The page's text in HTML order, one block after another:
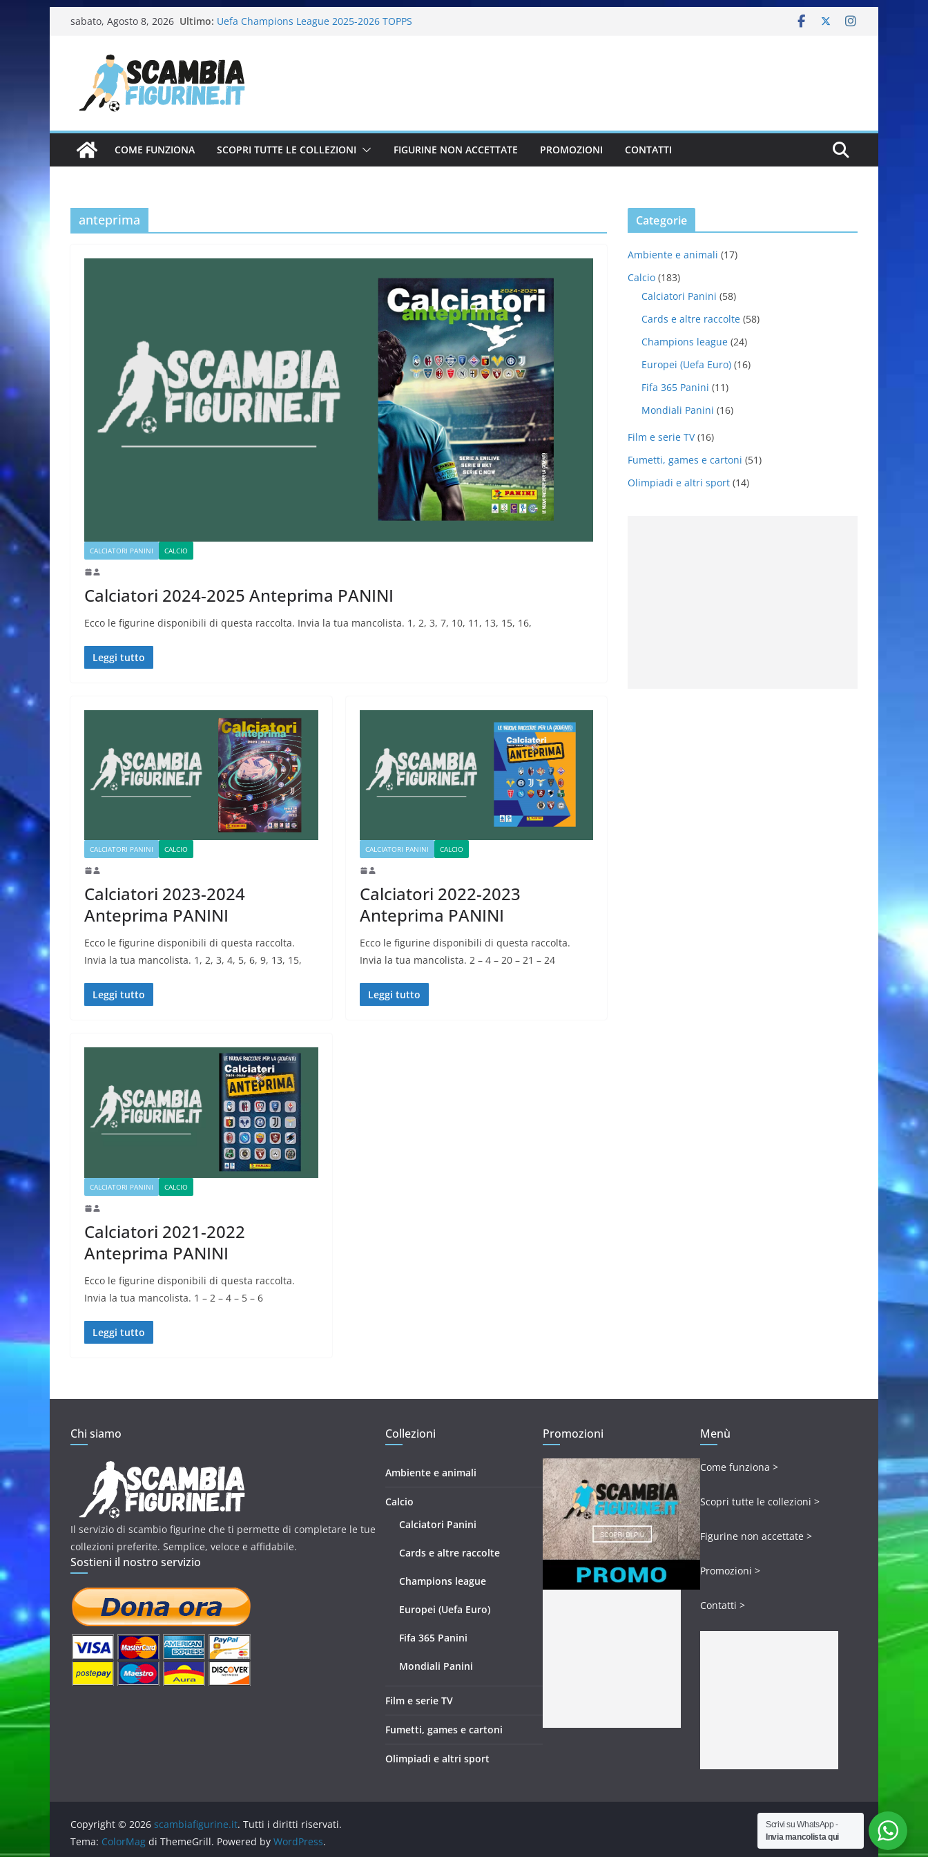
sabato, Agosto 8, 2026 Ultimo: Uefa Champions League 2025-2026 TOPPS
Calciatrici 2025-2026 PANINI
Calciatori Serie B BKT 2025-2026 PANINI
COME FUNZIONA SCOPRI TUTTE LE COLLEZIONI FIGURINE NON ACCETTATE PROMOZIONI CONTATTI
anteprima
CALCIATORI PANINI CALCIO
Calciatori 2024-2025 Anteprima PANINI
Ecco le figurine disponibili di questa raccolta. Invia la tua mancolista. 1, 2, 3, 7, 10, 11, 13, 15, 16,
Leggi tutto
CALCIATORI PANINI CALCIO
Calciatori 2023-2024
Anteprima PANINI
Ecco le figurine disponibili di questa raccolta.
Invia la tua mancolista. 1, 2, 3, 4, 5, 6, 9, 13, 15,
Leggi tutto
CALCIATORI PANINI CALCIO
Calciatori 2022-2023
Anteprima PANINI
Ecco le figurine disponibili di questa raccolta.
Invia la tua mancolista. 2 – 4 – 20 – 21 – 24
Leggi tutto
CALCIATORI PANINI CALCIO
Calciatori 2021-2022
Anteprima PANINI
Ecco le figurine disponibili di questa raccolta.
Invia la tua mancolista. 1 – 2 – 4 – 5 – 6
Leggi tutto
Categorie
Ambiente e animali (17)
Calcio (183)
Calciatori Panini (58)
Cards e altre raccolte (58)
Champions league (24)
Europei (Uefa Euro) (16)
Fifa 365 Panini (11)
Mondiali Panini (16)
Film e serie TV(16)
Fumetti, games e cartoni (51)
Olimpiadi e altri sport (14)
Chi siamo
Il servizio di scambio figurine che ti permette di completare le tue
collezioni preferite. Semplice, veloce e affidabile.
Sostieni il nostro servizio
Collezioni
Ambiente e animali
Calcio
Calciatori Panini
Cards e altre raccolte
Champions league
Europei (Uefa Euro)
Fifa 365 Panini
Mondiali Panini
Film e serie TV
Fumetti, games e cartoni
Olimpiadi e altri sport
Promozioni Menù
Come funziona >
Scopri tutte le collezioni >
Figurine non accettate >
Promozioni >
Contatti >
Copyright © 2026 scambiafigurine.it. Tutti i diritti riservati.
Tema: ColorMag di ThemeGrill. Powered by WordPress.
Scrivi su WhatsApp -
Invia mancolista qui